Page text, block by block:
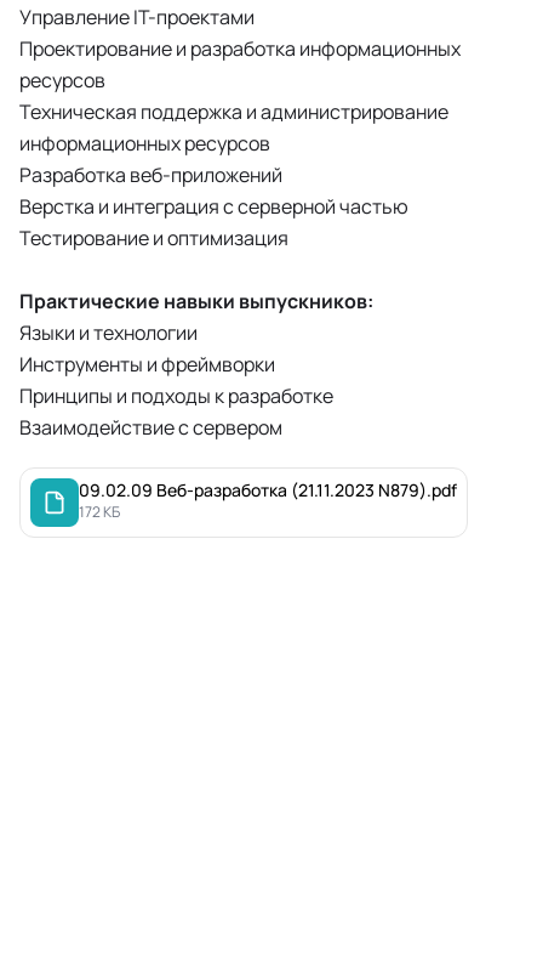
Управление IT-проектами
Проектирование и разработка информационных
ресурсов
Техническая поддержка и администрирование
информационных ресурсов
Разработка веб-приложений
Верстка и интеграция с серверной частью
Тестирование и оптимизация
Практические навыки выпускников:
Языки и технологии
Инструменты и фреймворки
Принципы и подходы к разработке
Взаимодействие с сервером
09.02.09 Веб-разработка (21.11.2023 N879).pdf
172 КБ